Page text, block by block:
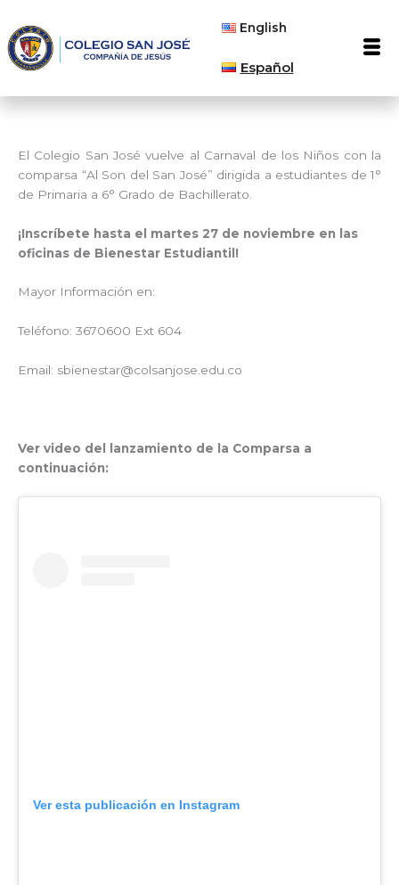
contenido
English
Español
El Colegio San José vuelve al Carnaval de los Niños con la
comparsa “Al Son del San José” dirigida a estudiantes de 1°
de Primaria a 6° Grado de Bachillerato.
¡Inscríbete hasta el martes 27 de noviembre en las
oficinas de Bienestar Estudiantil!
Mayor Información en:
Teléfono: 3670600 Ext 604
Email: sbienestar@colsanjose.edu.co
Ver video del lanzamiento de la Comparsa a
continuación:
Ver esta publicación en Instagram